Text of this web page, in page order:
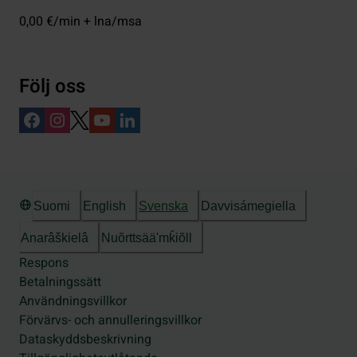
0,00 €/min + lna/msa
Följ oss
Suomi English Svenska Davvisámegiella
Anarâškielâ Nuõrttsääʹmǩiõll
Respons
Betalningssätt
Användningsvillkor
Förvärvs- och annulleringsvillkor
Dataskyddsbeskrivning